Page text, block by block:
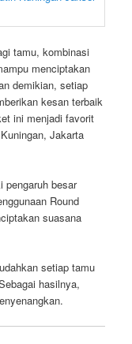
tamu, kombinasi
menciptakan
demikian, setiap
kesan terbaik
ini menjadi favorit
Jakarta
pengaruh besar
Round
suasana
setiap tamu
hasilnya,